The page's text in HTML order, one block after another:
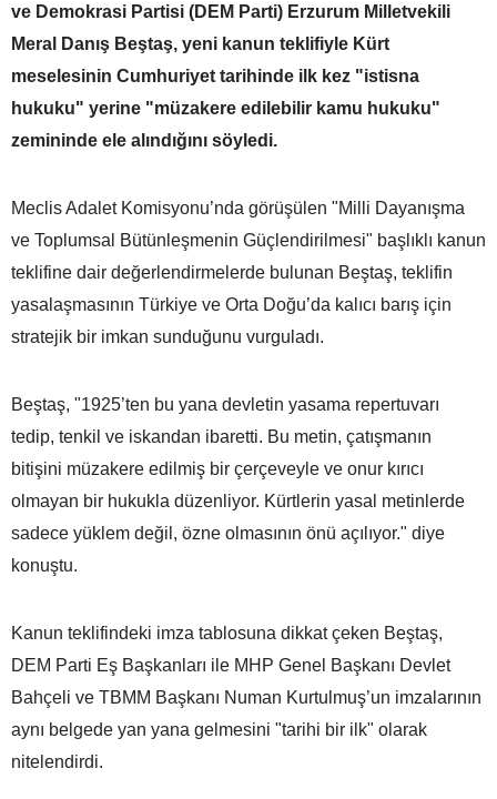
ve Demokrasi Partisi (DEM Parti) Erzurum Milletvekili
Meral Danış Beştaş, yeni kanun teklifiyle Kürt
meselesinin Cumhuriyet tarihinde ilk kez "istisna
hukuku" yerine "müzakere edilebilir kamu hukuku"
zemininde ele alındığını söyledi.
Meclis Adalet Komisyonu’nda görüşülen "Milli Dayanışma
ve Toplumsal Bütünleşmenin Güçlendirilmesi" başlıklı kanun
teklifine dair değerlendirmelerde bulunan Beştaş, teklifin
yasalaşmasının Türkiye ve Orta Doğu’da kalıcı barış için
stratejik bir imkan sunduğunu vurguladı.
Beştaş, "1925’ten bu yana devletin yasama repertuvarı
tedip, tenkil ve iskandan ibaretti. Bu metin, çatışmanın
bitişini müzakere edilmiş bir çerçeveyle ve onur kırıcı
olmayan bir hukukla düzenliyor. Kürtlerin yasal metinlerde
sadece yüklem değil, özne olmasının önü açılıyor." diye
konuştu.
Kanun teklifindeki imza tablosuna dikkat çeken Beştaş,
DEM Parti Eş Başkanları ile MHP Genel Başkanı Devlet
Bahçeli ve TBMM Başkanı Numan Kurtulmuş’un imzalarının
aynı belgede yan yana gelmesini "tarihi bir ilk" olarak
nitelendirdi.